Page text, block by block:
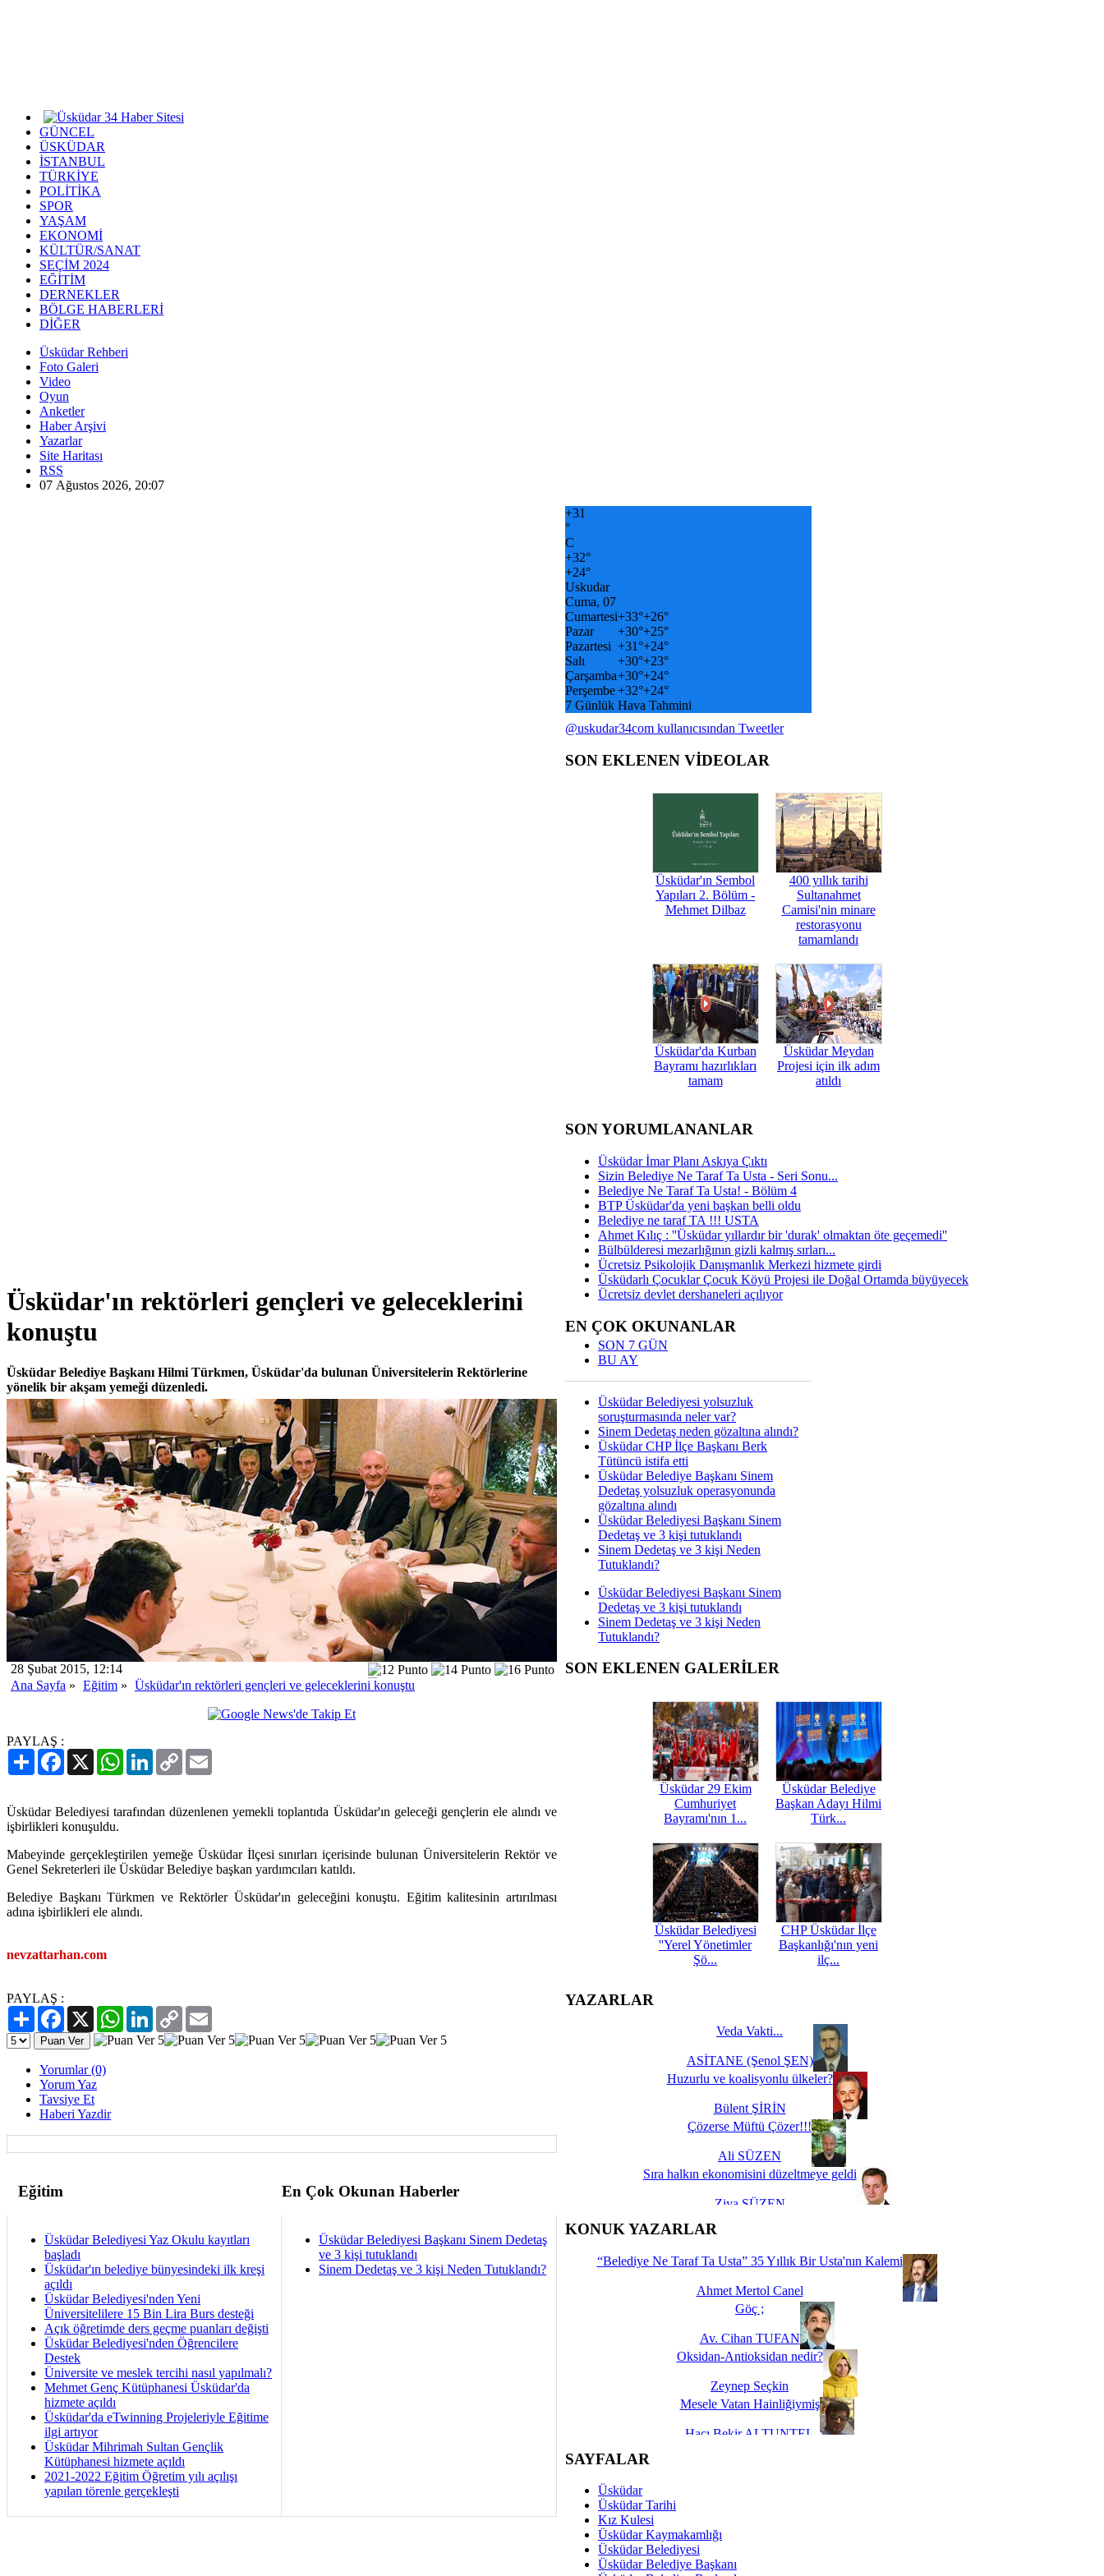
GÜNCEL
ÜSKÜDAR
İSTANBUL
TÜRKİYE
POLİTİKA
SPOR
YAŞAM
EKONOMİ
KÜLTÜR/SANAT
SEÇİM 2024
EĞİTİM
DERNEKLER
BÖLGE HABERLERİ
DİĞER
Üsküdar Rehberi
Foto Galeri
Video
Oyun
Anketler
Haber Arşivi
Yazarlar
Site Haritası
RSS
07 Ağustos 2026, 20:07
Üsküdar'ın rektörleri gençleri ve geleceklerini
konuştu
Üsküdar Belediye Başkanı Hilmi Türkmen, Üsküdar'da bulunan Üniversitelerin Rektörlerine
yönelik bir akşam yemeği düzenledi.
28 Şubat 2015, 12:14
Ana Sayfa » Eğitim » Üsküdar'ın rektörleri gençleri ve geleceklerini konuştu
PAYLAŞ :
PaylaşFacebook
X WhatsAppLinkedIn
Copy
Link
Üsküdar Belediyesi tarafından düzenlenen yemekli toplantıda Üsküdar'ın geleceği gençlerin ele alındı ve
işbirlikleri konuşuldu.
Mabeyinde gerçekleştirilen yemeğe Üsküdar İlçesi sınırları içerisinde bulunan Üniversitelerin Rektör ve
Genel Sekreterleri ile Üsküdar Belediye başkan yardımcıları katıldı.
Belediye Başkanı Türkmen ve Rektörler Üsküdar'ın geleceğini konuştu. Eğitim kalitesinin artırılması
adına işbirlikleri ele alındı.
nevzattarhan.com
PAYLAŞ :
PaylaşFacebook
X WhatsAppLinkedIn
Copy
Link
Yorumlar (0)
Yorum Yaz
Tavsiye Et
Haberi Yazdir
Eğitim En Çok Okunan Haberler
Üsküdar Belediyesi Yaz Okulu kayıtları
başladı
Üsküdar'ın belediye bünyesindeki ilk kreşi
açıldı
Üsküdar Belediyesi'nden Yeni
Üniversitelilere 15 Bin Lira Burs desteği
Açık öğretimde ders geçme puanları değişti
Üsküdar Belediyesi'nden Öğrencilere
Destek
Üniversite ve meslek tercihi nasıl yapılmalı?
Mehmet Genç Kütüphanesi Üsküdar'da
hizmete açıldı
Üsküdar'da eTwinning Projeleriyle Eğitime
ilgi artıyor
Üsküdar Mihrimah Sultan Gençlik
Kütüphanesi hizmete açıldı
2021-2022 Eğitim Öğretim yılı açılışı
yapılan törenle gerçekleşti
Üsküdar Belediyesi Başkanı Sinem Dedetaş
ve 3 kişi tutuklandı
Sinem Dedetaş ve 3 kişi Neden Tutuklandı?
+31
°
C
+32°
+24°
Uskudar
Cuma, 07
Cumartesi+33°+26°
Pazar
+30°+25°
Pazartesi +31°+24°
Salı
+30°+23°
Çarşamba+30°+24°
Perşembe+32°+24°
7 Günlük Hava Tahmini
@uskudar34com kullanıcısından Tweetler
SON EKLENEN VİDEOLAR
Üsküdar'ın Sembol
Yapıları 2. Bölüm -
Mehmet Dilbaz
400 yıllık tarihi
Sultanahmet
Camisi'nin minare
restorasyonu
tamamlandı
Üsküdar'da Kurban
Bayramı hazırlıkları
tamam
Üsküdar Meydan
Projesi için ilk adım
atıldı
SON YORUMLANANLAR
Üsküdar İmar Planı Askıya Çıktı
Sizin Belediye Ne Taraf Ta Usta - Seri Sonu...
Belediye Ne Taraf Ta Usta! - Bölüm 4
BTP Üsküdar'da yeni başkan belli oldu
Belediye ne taraf TA !!! USTA
Ahmet Kılıç : ''Üsküdar yıllardır bir 'durak' olmaktan öte geçemedi''
Bülbülderesi mezarlığının gizli kalmış sırları...
Ücretsiz Psikolojik Danışmanlık Merkezi hizmete girdi
Üsküdarlı Çocuklar Çocuk Köyü Projesi ile Doğal Ortamda büyüyecek
Ücretsiz devlet dershaneleri açılıyor
EN ÇOK OKUNANLAR
SON 7 GÜN
BU AY
Üsküdar Belediyesi yolsuzluk
soruşturmasında neler var?
Sinem Dedetaş neden gözaltına alındı?
Üsküdar CHP İlçe Başkanı Berk
Tütüncü istifa etti
Üsküdar Belediye Başkanı Sinem
Dedetaş yolsuzluk operasyonunda
gözaltına alındı
Üsküdar Belediyesi Başkanı Sinem
Dedetaş ve 3 kişi tutuklandı
Sinem Dedetaş ve 3 kişi Neden
Tutuklandı?
Üsküdar Belediyesi Başkanı Sinem
Dedetaş ve 3 kişi tutuklandı
Sinem Dedetaş ve 3 kişi Neden
Tutuklandı?
SON EKLENEN GALERİLER
Üsküdar 29 Ekim
Cumhuriyet
Bayramı'nın 1...
Üsküdar Belediye
Başkan Adayı Hilmi
Türk...
Üsküdar Belediyesi
''Yerel Yönetimler
Şö...
CHP Üsküdar İlçe
Başkanlığı'nın yeni
ilç...
YAZARLAR
Veda Vakti...
ASİTANE (Şenol ŞEN)
Huzurlu ve koalisyonlu ülkeler?
Bülent ŞİRİN
Çözerse Müftü Çözer!!!
Ali SÜZEN
Sıra halkın ekonomisini düzeltmeye geldi
Ziya SÜZEN
İşte Biz buyuz...
KONUK YAZARLAR
“Belediye Ne Taraf Ta Usta” 35 Yıllık Bir Usta'nın Kalemi
Ahmet Mertol Canel
Göç ;
Av. Cihan TUFAN
Oksidan-Antioksidan nedir?
Zeynep Seçkin
Mesele Vatan Hainliğiymiş
Hacı Bekir ALTUNTEL
Dünya Fani, Ama Kısa Bir Süre De Olsa Burdayız
Savaş ŞENEL
Hukukun Adaleti Kalmadı Üstadım!
SAYFALAR
Üsküdar
Üsküdar Tarihi
Kız Kulesi
Üsküdar Kaymakamlığı
Üsküdar Belediyesi
Üsküdar Belediye Başkanı